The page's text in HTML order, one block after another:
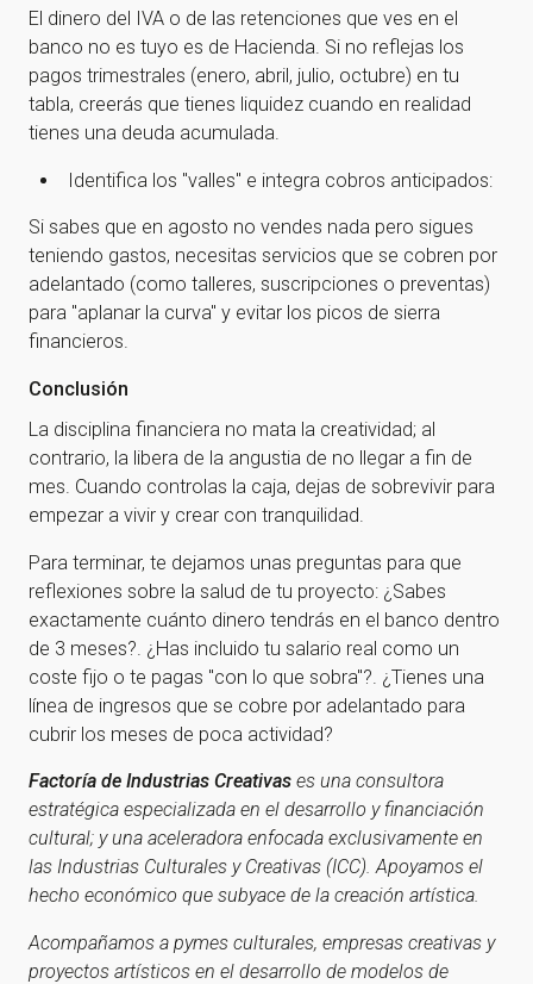
¡Gracias por suscribirte a
¡Gracias por suscribirte a nuestra newsletter!
Ir a la home
El dinero del IVA o de las retenciones que ves en el
banco no es tuyo es de Hacienda. Si no reflejas los
pagos trimestrales (enero, abril, julio, octubre) en tu
tabla, creerás que tienes liquidez cuando en realidad
tienes una deuda acumulada.
Identifica los "valles" e integra cobros anticipados:
Si sabes que en agosto no vendes nada pero sigues
teniendo gastos, necesitas servicios que se cobren por
adelantado (como talleres, suscripciones o preventas)
para "aplanar la curva" y evitar los picos de sierra
financieros.
Conclusión
La disciplina financiera no mata la creatividad; al
contrario, la libera de la angustia de no llegar a fin de
mes. Cuando controlas la caja, dejas de sobrevivir para
empezar a vivir y crear con tranquilidad.
Para terminar, te dejamos unas preguntas para que
reflexiones sobre la salud de tu proyecto: ¿Sabes
exactamente cuánto dinero tendrás en el banco dentro
de 3 meses?. ¿Has incluido tu salario real como un
coste fijo o te pagas "con lo que sobra"?. ¿Tienes una
línea de ingresos que se cobre por adelantado para
cubrir los meses de poca actividad?
Factoría de Industrias Creativas es una consultora
estratégica especializada en el desarrollo y financiación
cultural; y una aceleradora enfocada exclusivamente en
las Industrias Culturales y Creativas (ICC). Apoyamos el
hecho económico que subyace de la creación artística.
Acompañamos a pymes culturales, empresas creativas y
proyectos artísticos en el desarrollo de modelos de